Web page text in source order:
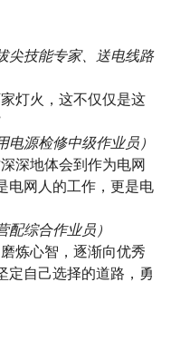
尖技能专家、送电线路
灯火，这不仅仅是这
源检修中级作业员）
深地体会到作为电网
电网人的工作，更是电
综合作业员）
炼心智，逐渐向优秀
定自己选择的道路，勇